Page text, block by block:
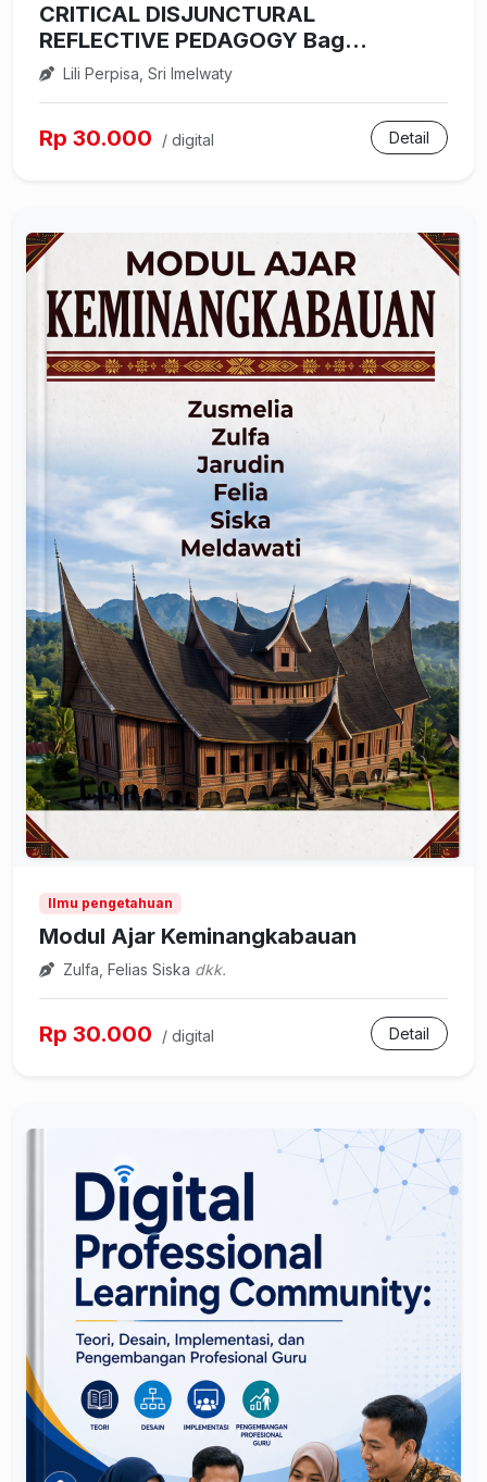
CRITICAL DISJUNCTURAL
REFLECTIVE PEDAGOGY Bag...
Lili Perpisa, Sri Imelwaty
Rp 30.000 / digital Detail
Ilmu pengetahuan
Modul Ajar Keminangkabauan
Zulfa, Felias Siska dkk.
Rp 30.000 / digital Detail